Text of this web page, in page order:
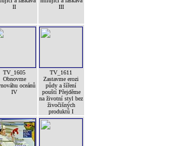
II
III
TV_1605
Obnovme
oceánů
IV
TV_1611
Zastavme erozi
půdy a šíření
pouští Přejděme
na životní styl bez
živočišných
produktů I